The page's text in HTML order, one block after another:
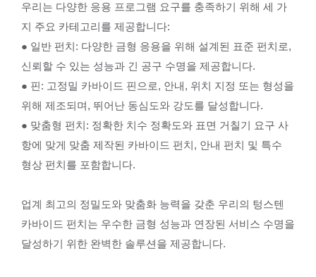
우리는 다양한 응용 프로그램 요구를 충족하기 위해 세 가
지 주요 카테고리를 제공합니다:
● 일반 펀치: 다양한 금형 응용을 위해 설계된 표준 펀치로,
신뢰할 수 있는 성능과 긴 공구 수명을 제공합니다.
● 핀: 고정밀 카바이드 핀으로, 안내, 위치 지정 또는 형성을
위해 제조되며, 뛰어난 동심도와 강도를 달성합니다.
● 맞춤형 펀치: 정확한 치수 정확도와 표면 거칠기 요구 사
항에 맞게 맞춤 제작된 카바이드 펀치, 안내 펀치 및 특수
형상 펀치를 포함합니다.
업계 최고의 정밀도와 맞춤화 능력을 갖춘 우리의 텅스텐
카바이드 펀치는 우수한 금형 성능과 연장된 서비스 수명을
달성하기 위한 완벽한 솔루션을 제공합니다.